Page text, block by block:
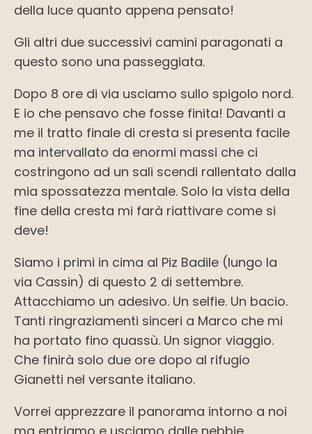
della luce quanto appena pensato!
Gli altri due successivi camini paragonati a
questo sono una passeggiata.
Dopo 8 ore di via usciamo sullo spigolo nord.
E io che pensavo che fosse finita! Davanti a
me il tratto finale di cresta si presenta facile
ma intervallato da enormi massi che ci
costringono ad un sali scendi rallentato dalla
mia spossatezza mentale. Solo la vista della
fine della cresta mi farà riattivare come si
deve!
Siamo i primi in cima al Piz Badile (lungo la
via Cassin) di questo 2 di settembre.
Attacchiamo un adesivo. Un selfie. Un bacio.
Tanti ringraziamenti sinceri a Marco che mi
ha portato fino quassù. Un signor viaggio.
Che finirà solo due ore dopo al rifugio
Gianetti nel versante italiano.
Vorrei apprezzare il panorama intorno a noi